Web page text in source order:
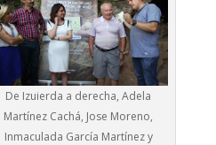
De Izuierda a derecha, Adela
Martínez Cachá, Jose Moreno,
Inmaculada García Martínez y